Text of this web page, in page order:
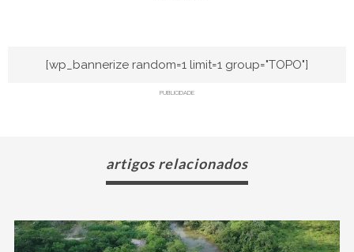
[wp_bannerize random=1 limit=1 group="TOPO"]
PUBLICIDADE
artigos relacionados